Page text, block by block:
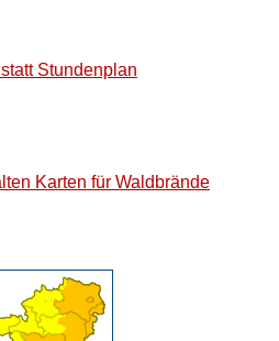
Stundenplan
Karten für Waldbrände